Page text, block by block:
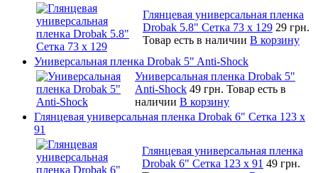
Глянцевая универсальная пленка
Drobak 5.8" Сетка 73 x 129 29 грн.
Товар есть в наличии В корзину
Универсальная пленка Drobak 5" Anti-Shock
Универсальная пленка Drobak 5"
Anti-Shock 49 грн. Товар есть в
наличии В корзину
Глянцевая универсальная пленка Drobak 6" Сетка 123 х
91
Глянцевая универсальная пленка
Drobak 6" Сетка 123 х 91 49 грн.